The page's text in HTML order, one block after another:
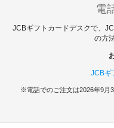
電
JCBギフトカードデスクで、
の方
JCBギ
電話でのご注文は2026年9月